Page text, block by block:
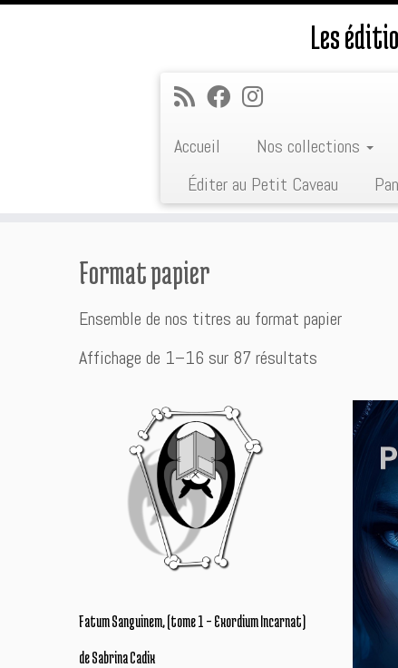
Les
Accueil Nos collections
Éditer au Petit Caveau
Format papier
Ensemble de nos titres au format papier
Affichage de 1–16 sur 87 résultats
récent
Fatum Sanguinem, (tome 1 – Exordium Incarnat)
de Sabrina Cadix